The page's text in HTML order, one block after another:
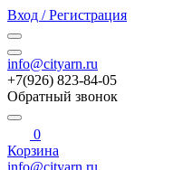
Вход / Регистрация
info@cityarn.ru
+7(926) 823-84-05
Обратный звонок
0
Корзина
info@cityarn.ru